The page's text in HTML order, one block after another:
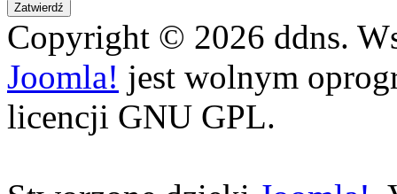
Zatwierdź
Copyright © 2026 ddns.
Joomla! jest wolnym
licencji GNU GPL.